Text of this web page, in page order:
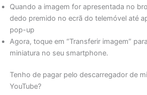
Quando a imagem for apresentada no
dedo premido no ecrã do telemóvel até
pop-up
Agora, toque em “Transferir imagem”
miniatura no seu smartphone.
Tenho de pagar pelo descarregador de
YouTube?